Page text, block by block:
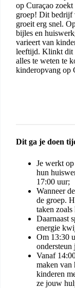
op Curaçao
groep! Dit bedrijf
groeit erg snel.
bijles en
varieert van
leeftijd. Klinkt dit
alles te weten te
kinderopvang op
Dit ga je doen
Je werkt
hun
17:00 uur;
Wanneer
de groep.
taken zoals
Daarnaast
energie
Om 13:30
ondersteun
Vanaf
maken van
kinderen
ze jouw